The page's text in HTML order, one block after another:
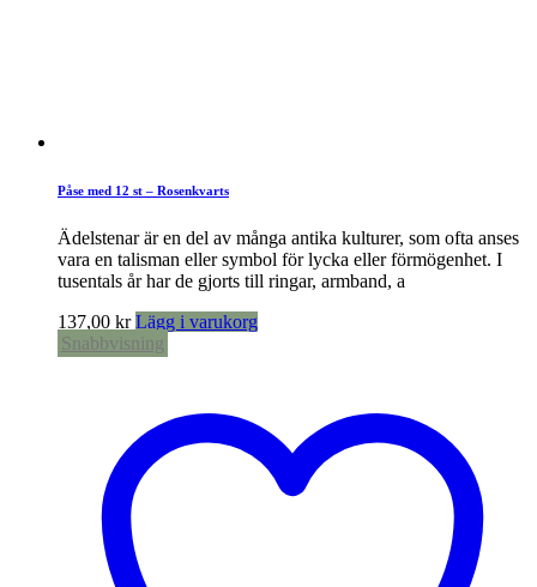
Påse med 12 st – Rosenkvarts
Ädelstenar är en del av många antika kulturer, som ofta anses
vara en talisman eller symbol för lycka eller förmögenhet. I
tusentals år har de gjorts till ringar, armband, a
137,00 kr Lägg i varukorg
Snabbvisning